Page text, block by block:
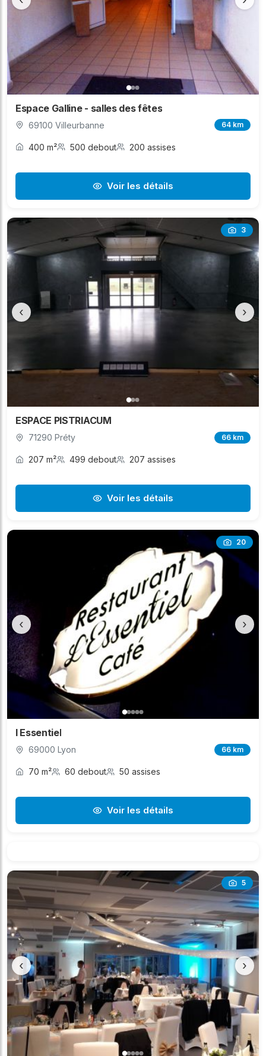
Espace Galline - salles des fêtes
69100 Villeurbanne 64 km
400 m² 500 debout 200 assises
Voir les détails
3
‹ ›
ESPACE PISTRIACUM
71290 Préty 66 km
207 m² 499 debout 207 assises
Voir les détails
20
‹ ›
l Essentiel
69000 Lyon 66 km
70 m² 60 debout 50 assises
Voir les détails
5
‹ ›